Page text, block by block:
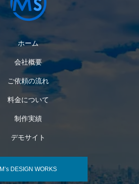
ホーム
会社概要
ご依頼の流れ
料金について
制作実績
デモサイト
M’s DESIGN WORKS